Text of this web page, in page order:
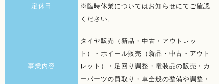
定休日
※臨時休業についてはお知らせにてご確認
ください。
事業内容
タイヤ販売（新品・中古・アウトレッ
ト）・ホイール販売（新品・中古・アウト
レット）・足回り調整・電装品の販売・カ
ーパーツの買取り・車全般の整備や調整・